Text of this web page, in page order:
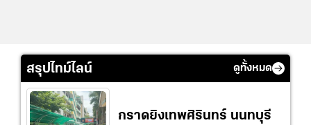
สรุปไทม์ไลน์ ดูทั้งหมด
กราดยิงเทพศิรินทร์ นนทบุรี